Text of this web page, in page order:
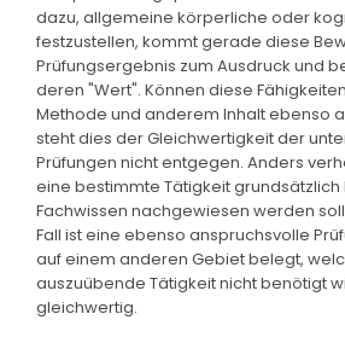
dazu, allgemeine körperliche oder
festzustellen, kommt gerade diese
Prüfungsergebnis zum Ausdruck und
deren "Wert". Können diese
Methode und anderem Inhalt ebenso
steht dies der Gleichwertigkeit der
Prüfungen nicht entgegen. Anders
eine bestimmte Tätigkeit
Fachwissen nachgewiesen werden
Fall ist eine ebenso anspruchsvolle
auf einem anderen Gebiet belegt,
auszuübende Tätigkeit nicht benötigt
gleichwertig.